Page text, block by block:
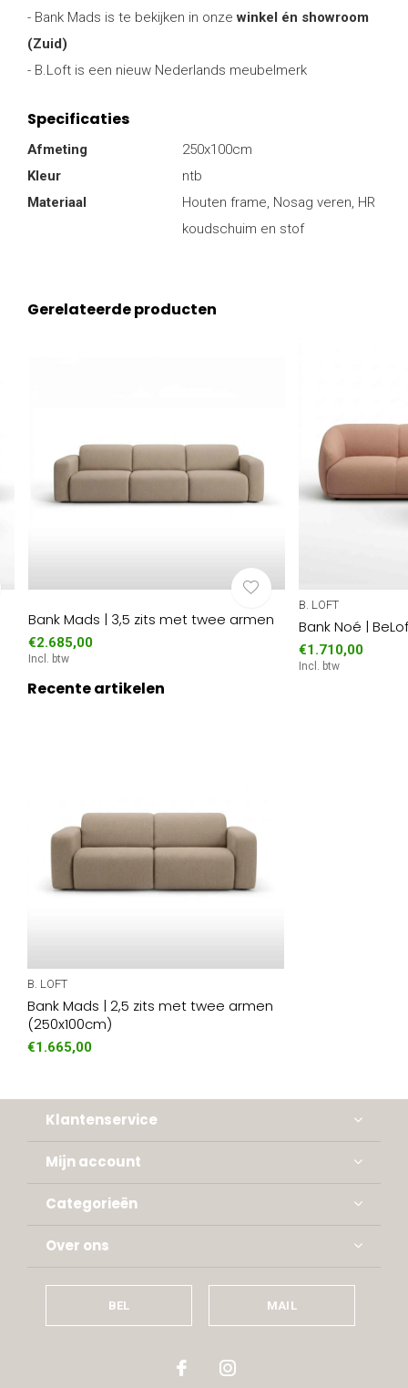
- Bank Mads is te bekijken in onzewinkel én showroom
(Zuid)
- B.Loft is een nieuw Nederlands meubelmerk
Specificaties
Afmeting
250x100cm
Kleur
ntb
Materiaal
Houten frame, Nosag veren, HR
koudschuim en stof
Gerelateerde producten
Bank Mads | 3,5 zits met twee armen
€2.685,00
Incl. btw
B. LOFT
Bank Noé |
€1.710,00
Incl. btw
Recente artikelen
B. LOFT
Bank Mads | 2,5 zits met twee armen
(250x100cm)
€1.665,00
Klantenservice
Mijn account
Categorieën
Over ons
BEL MAIL